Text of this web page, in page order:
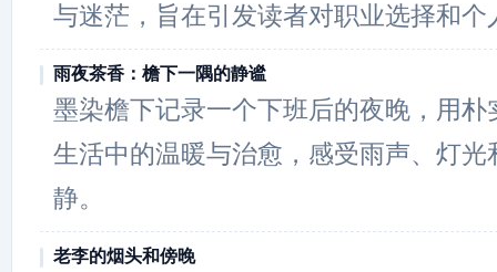
与迷茫，旨在引发读者对职业选择和个
雨夜茶香：檐下一隅的静谧
墨染檐下记录一个下班后的夜晚，用朴
生活中的温暖与治愈，感受雨声、灯光
静。
老李的烟头和傍晚